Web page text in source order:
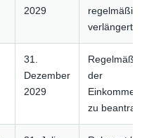
2029
regelmäßig
verlängert.
31.
Dezember
2029
Regelmäßig
der
zu beantragen.